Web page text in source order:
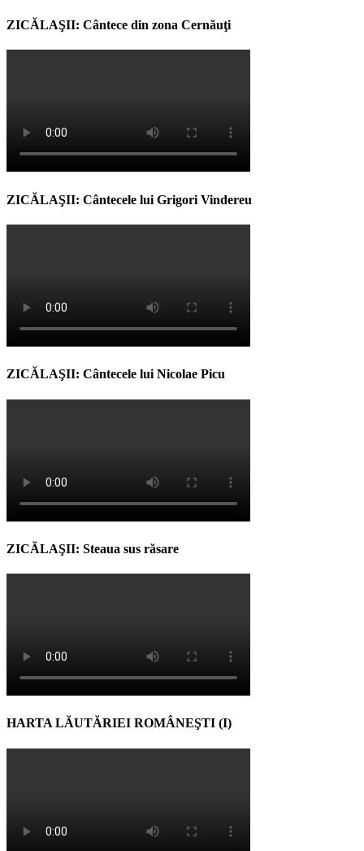
ZICĂLAŞII: Cântece din zona Cernăuţi
ZICĂLAŞII: Cântecele lui Grigori Vindereu
ZICĂLAŞII: Cântecele lui Nicolae Picu
ZICĂLAŞII: Steaua sus răsare
HARTA LĂUTĂRIEI ROMÂNEŞTI (I)